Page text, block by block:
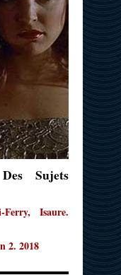
Sujets
Isaure.
2. 2018